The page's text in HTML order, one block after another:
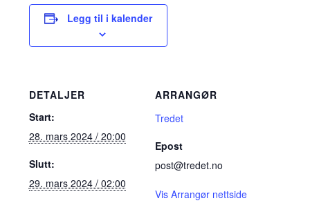
Legg til i kalender
DETALJER
Start:
28. mars 2024 / 20:00
Slutt:
29. mars 2024 / 02:00
ARRANGØR
Tredet
Epost
post@tredet.no
Vis Arrangør nettside